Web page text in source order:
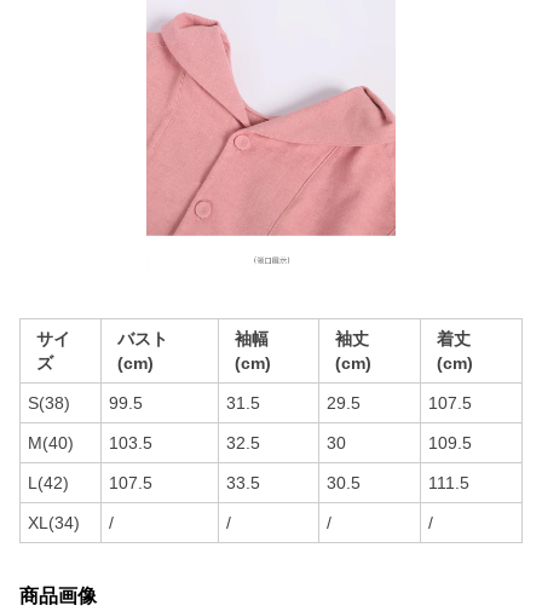
サイ
ズ
バスト
(cm)
袖幅
(cm)
袖丈
(cm)
着丈
(cm)
S(38) 99.5 31.5 29.5 107.5
M(40) 103.5 32.5 30 109.5
L(42) 107.5 33.5 30.5 111.5
XL(34) / / / /
商品画像